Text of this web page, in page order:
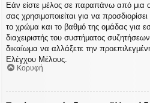
Εάν είστε μέλος σε παραπάνω από μια
σας χρησιμοποιείται για να
το χρώμα και το βαθμό της ομάδας για
διαχειριστής του συστήματος
δικαίωμα να αλλάξετε την
Ελέγχου Μέλους.
Κορυφή